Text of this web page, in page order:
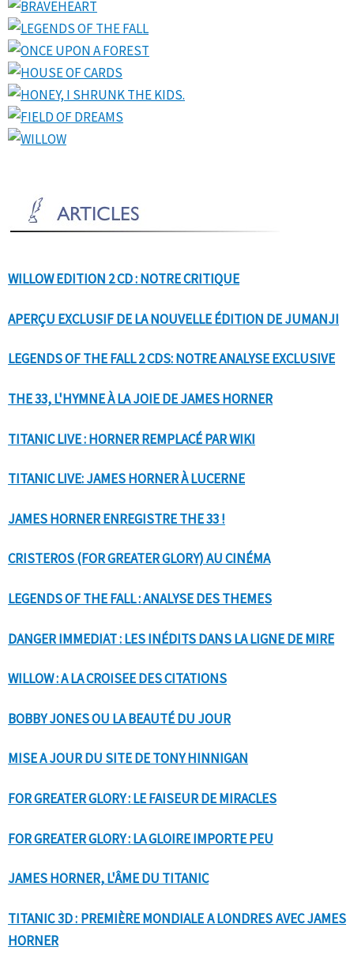
WILLOW EDITION 2 CD : NOTRE CRITIQUE
APERÇU EXCLUSIF DE LA NOUVELLE ÉDITION DE JUMANJI
LEGENDS OF THE FALL 2 CDS: NOTRE ANALYSE EXCLUSIVE
THE 33, L'HYMNE À LA JOIE DE JAMES HORNER
TITANIC LIVE : HORNER REMPLACÉ PAR WIKI
TITANIC LIVE: JAMES HORNER À LUCERNE
JAMES HORNER ENREGISTRE THE 33 !
CRISTEROS (FOR GREATER GLORY) AU CINÉMA
LEGENDS OF THE FALL : ANALYSE DES THEMES
DANGER IMMEDIAT : LES INÉDITS DANS LA LIGNE DE MIRE
WILLOW : A LA CROISEE DES CITATIONS
BOBBY JONES OU LA BEAUTÉ DU JOUR
MISE A JOUR DU SITE DE TONY HINNIGAN
FOR GREATER GLORY : LE FAISEUR DE MIRACLES
FOR GREATER GLORY : LA GLOIRE IMPORTE PEU
JAMES HORNER, L'ÂME DU TITANIC
TITANIC 3D : PREMIÈRE MONDIALE A LONDRES AVEC JAMES
HORNER